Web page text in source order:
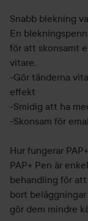
Snabb blekning
En
för att skonsamt
vitare.
-Gör tänderna
effekt
-Smidig att ha
-Skonsam för
Hur fungerar
PAP+ Pen är
behandling för
bort
gör dem mindre